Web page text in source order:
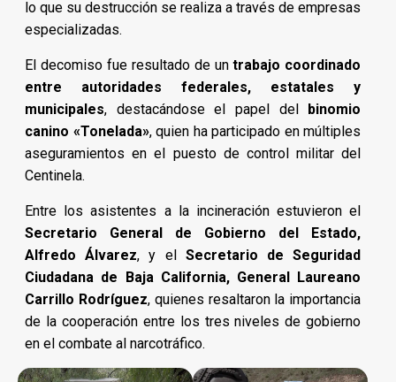
lo que su destrucción se realiza a través de empresas
especializadas.
El decomiso fue resultado de untrabajo coordinado
entre autoridades federales, estatales y
municipales, destacándose el papel del binomio
canino «Tonelada», quien ha participado en múltiples
aseguramientos en el puesto de control militar del
Centinela.
Entre los asistentes a la incineración estuvieron el
Secretario General de Gobierno del Estado,
Alfredo Álvarez, y el Secretario de Seguridad
Ciudadana de Baja California, General Laureano
Carrillo Rodríguez, quienes resaltaron la importancia
de la cooperación entre los tres niveles de gobierno
en el combate al narcotráfico.